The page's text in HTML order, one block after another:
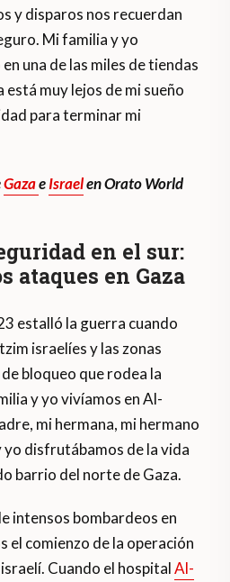
y disparos nos recuerdan
Mi familia y yo
una de las miles de tiendas
está muy lejos de mi sueño
para terminar mi
GazaeIsraelen Orato World
en el sur:
ataques en Gaza
estalló la guerra cuando
israelíes y las zonas
bloqueo que rodea la
y yo vivíamos en Al-
mi hermana, mi hermano
disfrutábamos de la vida
barrio del norte de Gaza.
intensos bombardeos en
el comienzo de la operación
Cuando el hospitalAl-